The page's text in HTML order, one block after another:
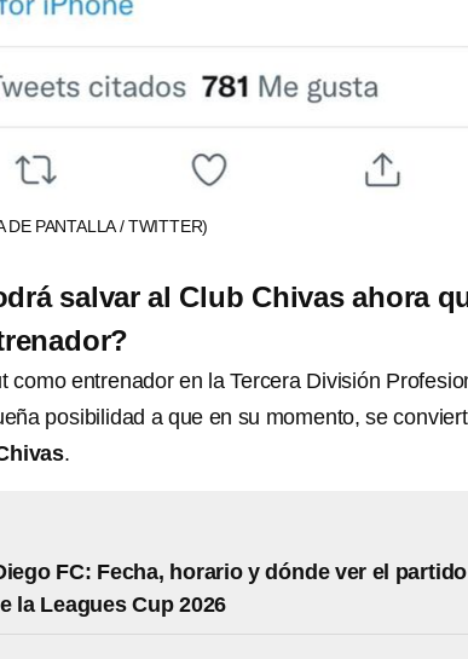
DE PANTALLA / TWITTER)
salvar al Club Chivas ahora
como entrenador en la Tercera División
posibilidad a que en su momento, se
.
FC: Fecha, horario y dónde ver el partido
la Leagues Cup 2026